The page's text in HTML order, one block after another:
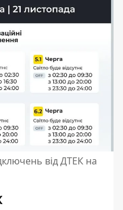
від ДТЕК на